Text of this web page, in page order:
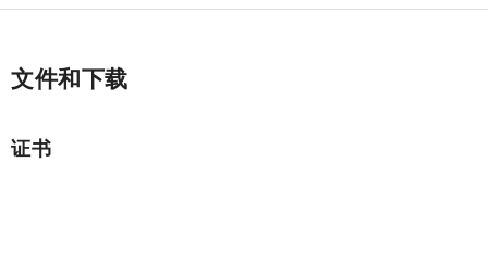
文件和下载
证书